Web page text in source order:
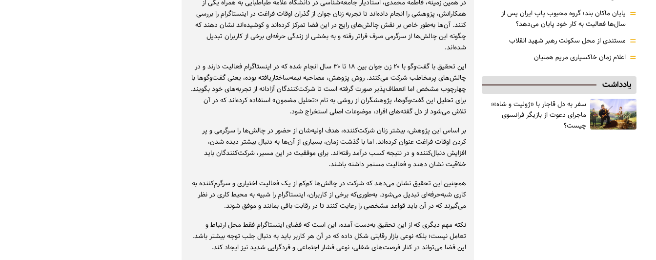
در همین زمینه، فاطمه محمدی، استادیار جامعه‌شناسی در دانشگاه علامه طباطبایی به همراه یکی از
همکارانش، پژوهشی را انجام داده‌اند تا تجربه زنان جوان از گذران اوقات فراغت در اینستاگرام را بررسی
کنند. آن‌ها به‌طور خاص بر نقش چالش‌های رایج در این فضا تمرکز کرده‌اند و کوشیده‌اند نشان دهند که
چگونه این چالش‌ها از سرگرمی صرف فراتر رفته و به بخشی از زندگی حرفه‌ای برخی از کاربران تبدیل
شده‌اند.
این تحقیق با گفت‌وگو با ۲۰ زن جوان بین ۱۸ تا ۳۰ سال انجام شده که در اینستاگرام فعالیت دارند و در
چالش‌های پرمخاطب شرکت می‌کنند. روش پژوهش، مصاحبه نیمه‌ساختاریافته بوده، یعنی گفت‌وگوها با
چهارچوب مشخص اما انعطاف‌پذیر صورت گرفته است تا شرکت‌کنندگان آزادانه از تجربه‌های خود بگویند.
برای تحلیل این گفت‌وگوها، پژوهشگران از روشی به نام «تحلیل مضمون» استفاده کرده‌اند که در آن
تلاش می‌شود از دل گفته‌های افراد، موضوعات اصلی استخراج شود.
بر اساس این پژوهش، بیشتر زنان شرکت‌کننده، هدف اولیه‌شان از حضور در چالش‌ها را سرگرمی و پر
کردن اوقات فراغت عنوان کرده‌اند. اما با گذشت زمان، بسیاری از آن‌ها به دنبال بیشتر دیده شدن،
افزایش دنبال‌کننده و در نتیجه کسب درآمد رفته‌اند. برای موفقیت در این مسیر، شرکت‌کنندگان باید
خلاقیت نشان دهند و فعالیت مستمر داشته باشند.
همچنین این تحقیق نشان می‌دهد که شرکت در چالش‌ها کم‌کم از یک فعالیت اختیاری و سرگرم‌کننده به
کاری شبه‌حرفه‌ای تبدیل می‌شود. به‌طوری‌که برخی از کاربران، اینستاگرام را شبیه به محیط کاری در نظر
می‌گیرند که در آن باید قواعد مشخصی را رعایت کنند تا در رقابت باقی بمانند و موفق شوند.
نکته مهم دیگری که از این تحقیق به‌دست آمده، این است که فضای اینستاگرام فقط محل ارتباط و
تعامل نیست؛ بلکه نوعی بازار رقابتی شکل داده که در آن هر کاربر باید به دنبال جلب توجه بیشتر باشد.
این فضا می‌تواند در کنار فرصت‌های شغلی، نوعی فشار اجتماعی و فردگرایی شدید نیز ایجاد کند.
= پایان ماکان بند؛ گروه محبوب پاپ ایران پس از
سال‌ها فعالیت به کار خود پایان می‌دهد؟
= مستندی از محل سکونت رهبر شهید انقلاب
= اعلام زمان خاکسپاری مریم همتیان
یادداشت
سفر به دل قاجار با «ژولیت و شاه»؛
ماجرای دعوت از ‌بازیگر فرانسوی
چیست؟